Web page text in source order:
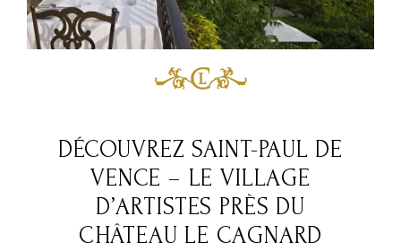
DÉCOUVREZ SAINT-PAUL DE
VENCE – LE VILLAGE
D’ARTISTES PRÈS DU
CHÂTEAU LE CAGNARD